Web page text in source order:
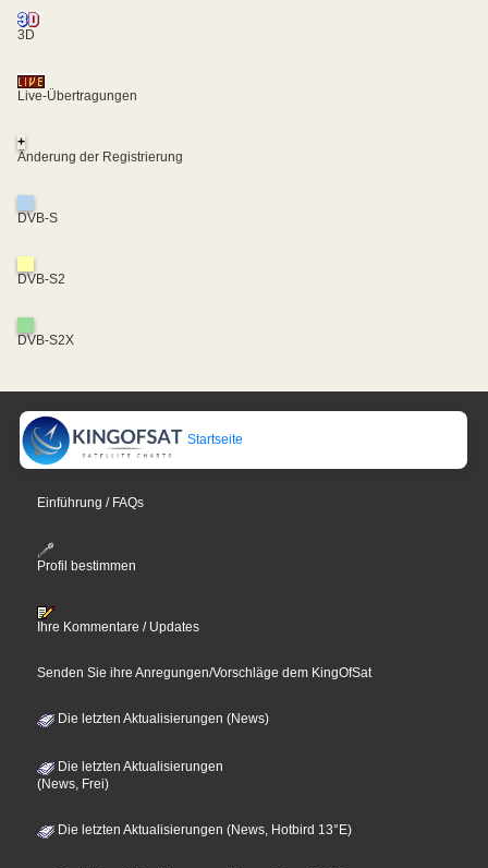
3D
Live-Übertragungen
+
Änderung der Registrierung
DVB-S
DVB-S2
DVB-S2X
Startseite
Einführung / FAQs
Profil bestimmen
Ihre Kommentare / Updates
Senden Sie ihre Anregungen/Vorschläge dem KingOfSat
Die letzten Aktualisierungen (News)
Die letzten Aktualisierungen
(News, Frei)
Die letzten Aktualisierungen (News, Hotbird 13°E)